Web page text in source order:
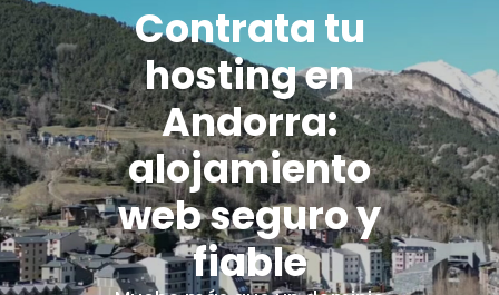
Contrata tu
hosting en
Andorra:
alojamiento
web seguro y
fiable